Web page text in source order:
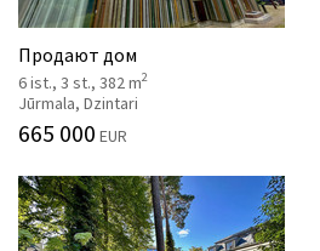
Продают дом
6 ist., 3 st., 382 m2
Jūrmala, Dzintari
665 000 EUR